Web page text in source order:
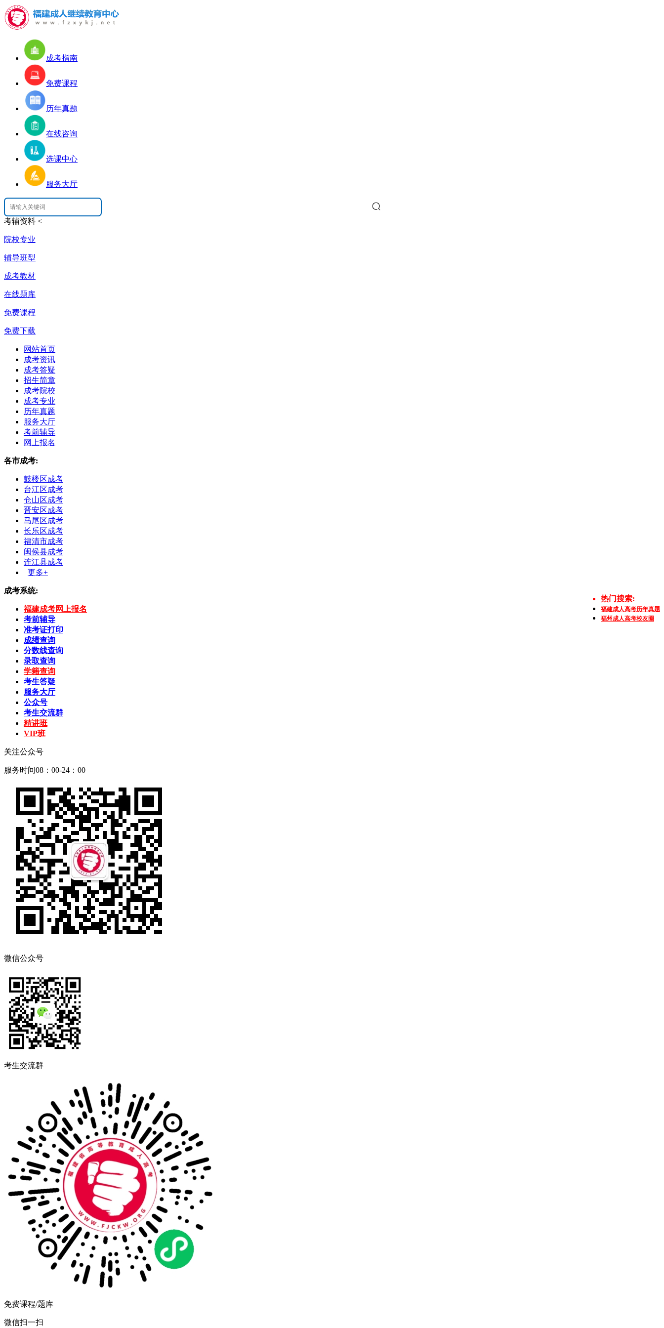
成考指南
免费课程
历年真题
在线咨询
选课中心
服务大厅
考辅资料 <
院校专业
辅导班型
成考教材
在线题库
免费课程
免费下载
网站首页
成考资讯
成考答疑
招生简章
成考院校
成考专业
历年真题
服务大厅
考前辅导
网上报名
各市成考:
鼓楼区成考
台江区成考
仓山区成考
晋安区成考
马尾区成考
长乐区成考
福清市成考
闽侯县成考
连江县成考
更多+
热门搜索:
福建成人高考历年真题
福州成人高考校友圈
成考系统:
福建成考网上报名
考前辅导
准考证打印
成绩查询
分数线查询
录取查询
学籍查询
考生答疑
服务大厅
公众号
考生交流群
精讲班
VIP班
关注公众号
服务时间08：00-24：00
微信公众号
考生交流群
免费课程/题库
微信扫一扫